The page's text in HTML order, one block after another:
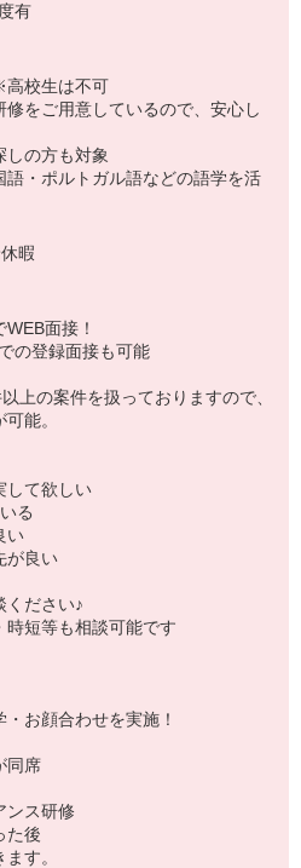
有
校生は不可
をご用意しているので、安心し
の方も対象
・ポルトガル語などの語学を活
暇
面接！
の登録面接も可能
上の案件を扱っておりますので、
能。
して欲しい
る
い
が良い
ください♪
短等も相談可能です
お顔合わせを実施！
同席
ンス研修
た後
す。